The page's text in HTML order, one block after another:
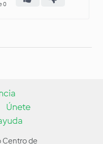
0
Únete
Centro de